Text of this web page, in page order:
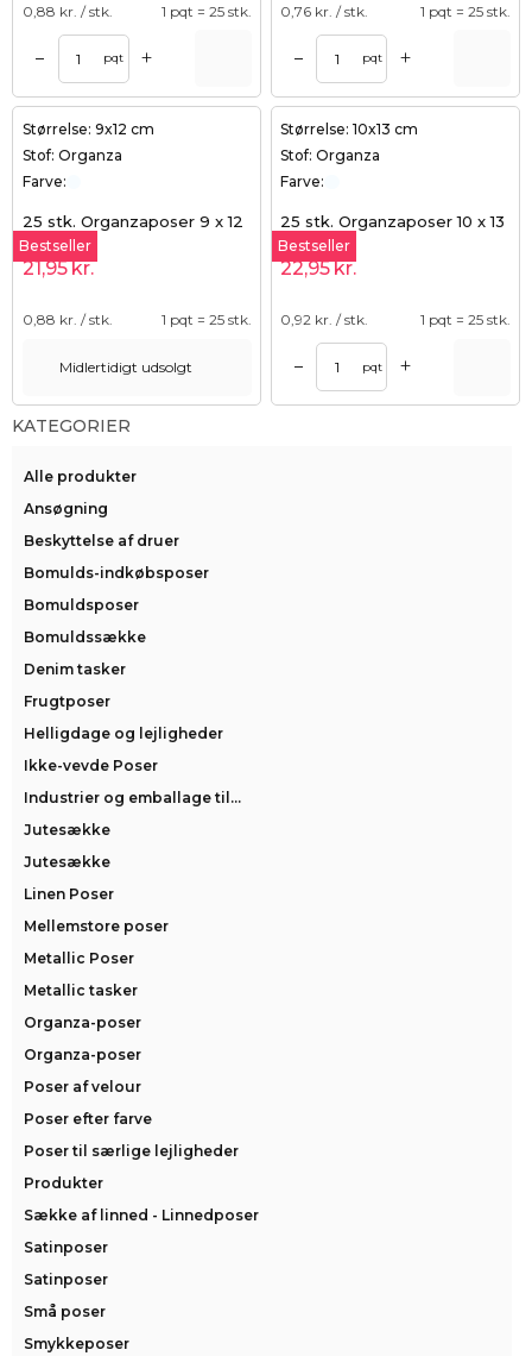
0,88 kr. / stk. 1 pqt = 25 stk.
– pqt +
0,76 kr. / stk. 1 pqt = 25 stk.
– pqt +
Størrelse: 9x12 cm
Stof: Organza
Farve:
Bestseller
25 stk. Organzaposer 9 x 12
cm - hvid
21,95kr.
0,88 kr. / stk. 1 pqt = 25 stk.
Midlertidigt udsolgt
Størrelse: 10x13 cm
Stof: Organza
Farve:
Bestseller
25 stk. Organzaposer 10 x 13
cm - hvid
22,95kr.
0,92 kr. / stk. 1 pqt = 25 stk.
– pqt +
KATEGORIER
Alle produkter
Ansøgning
Beskyttelse af druer
Bomulds-indkøbsposer
Bomuldsposer
Bomuldssække
Denim tasker
Frugtposer
Helligdage og lejligheder
Ikke-vevde Poser
Industrier og emballage til...
Jutesække
Jutesække
Linen Poser
Mellemstore poser
Metallic Poser
Metallic tasker
Organza-poser
Organza-poser
Poser af velour
Poser efter farve
Poser til særlige lejligheder
Produkter
Sække af linned - Linnedposer
Satinposer
Satinposer
Små poser
Smykkeposer